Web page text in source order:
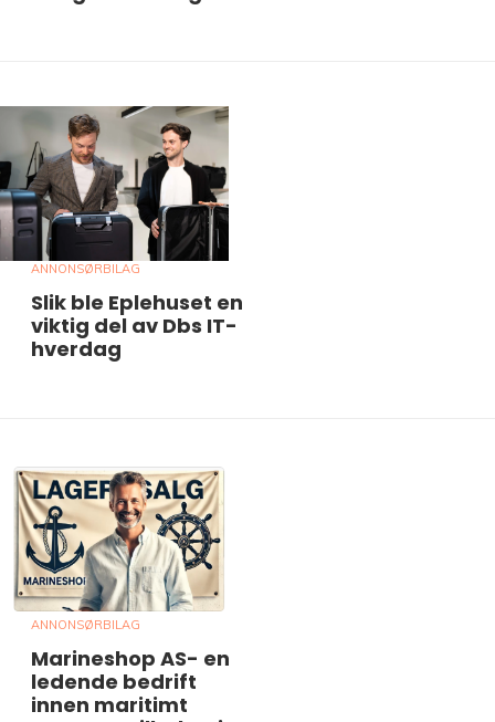
ANNONSØRBILAG
Slik ble Eplehuset en
viktig del av Dbs IT-
hverdag
ANNONSØRBILAG
Marineshop AS- en
ledende bedrift
innen maritimt